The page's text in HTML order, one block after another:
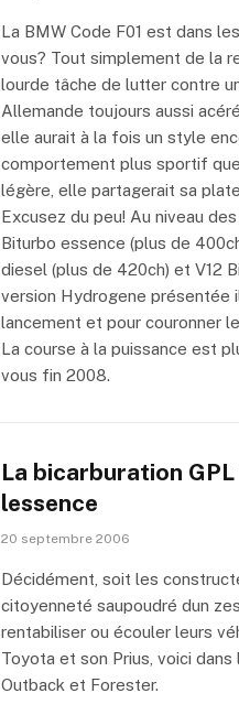
La BMW Code F01 est dans
vous? Tout simplement de la
lourde tâche de lutter contre
Allemande toujours aussi
elle aurait à la fois un style
comportement plus sportif
légère, elle partagerait sa
Excusez du peu! Au niveau
Biturbo essence (plus de
diesel (plus de 420ch) et V12
version Hydrogene présentée
lancement et pour couronner
La course à la puissance est
vous fin 2008.
La bicarburation
lessence
20 septembre 2006
Décidément, soit les
citoyenneté saupoudré dun
rentabiliser ou écouler leurs
Toyota et son Prius, voici
Outback et Forester.